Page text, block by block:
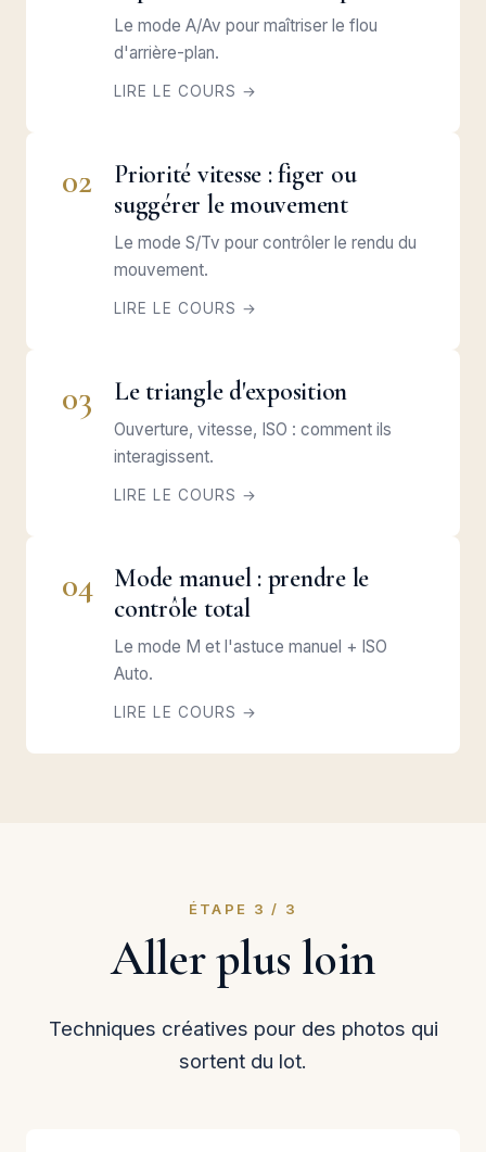
Le mode A/Av pour maîtriser le flou
d'arrière-plan.
LIRE LE COURS →
02
Priorité vitesse : figer ou
suggérer le mouvement
Le mode S/Tv pour contrôler le rendu du
mouvement.
LIRE LE COURS →
03 Le triangle d'exposition
Ouverture, vitesse, ISO : comment ils
interagissent.
LIRE LE COURS →
04
Mode manuel : prendre le
contrôle total
Le mode M et l'astuce manuel + ISO
Auto.
LIRE LE COURS →
ÉTAPE 3 / 3
Aller plus loin
Techniques créatives pour des photos qui
sortent du lot.